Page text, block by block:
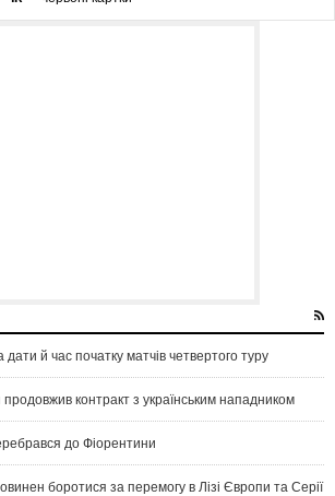
й час початку матчів четвертого туру
продовжив контракт з українським нападником
до Фіорентини
боротися за перемогу в Лізі Європи та Серії